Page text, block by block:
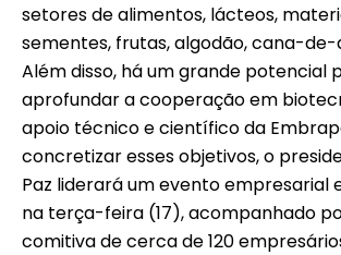
setores de alimentos, lácteos,
sementes, frutas, algodão, cana-de-
Além disso, há um grande potencial
aprofundar a cooperação em
apoio técnico e científico da
concretizar esses objetivos, o
Paz liderará um evento empresarial
na terça-feira (17), acompanhado
comitiva de cerca de 120